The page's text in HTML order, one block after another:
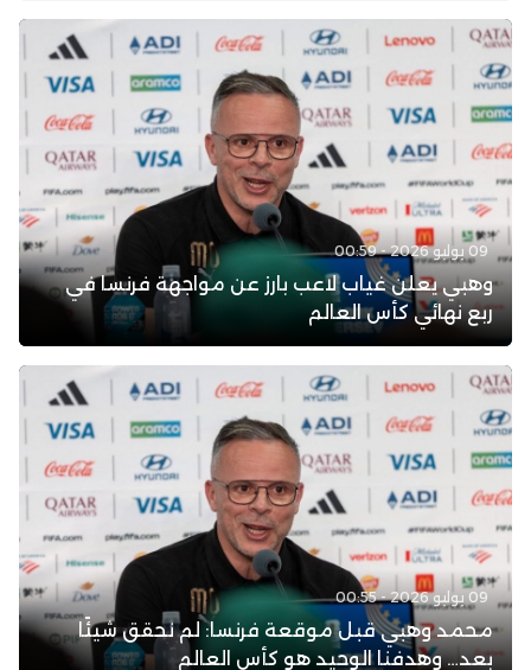
09 يوليو 2026 - 00:59
وهبي يعلن غياب لاعب بارز عن مواجهة فرنسا في
ربع نهائي كأس العالم
09 يوليو 2026 - 00:55
محمد وهبي قبل موقعة فرنسا: لم نحقق شيئًا
بعد… وهدفنا الوحيد هو كأس العالم